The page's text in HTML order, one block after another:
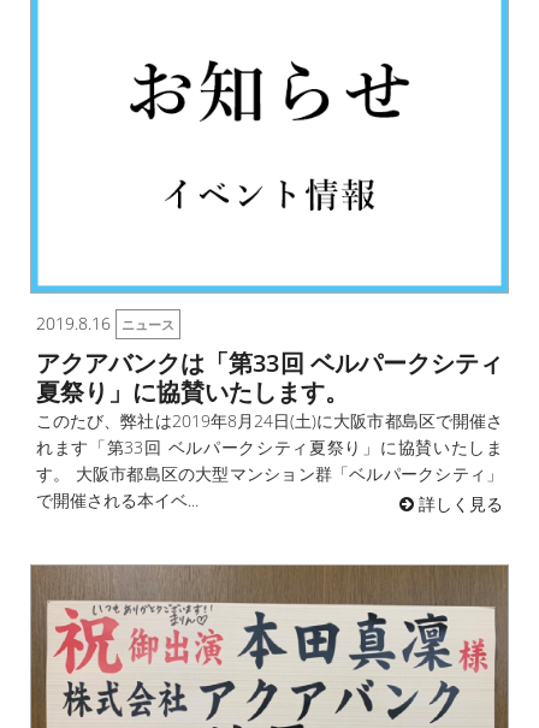
2019.8.16 ニュース
アクアバンクは「第33回 ベルパークシティ
夏祭り」に協賛いたします。
このたび、弊社は2019年8月24日(土)に大阪市都島区で開催さ
れます「第33回 ベルパークシティ夏祭り」に協賛いたしま
す。 大阪市都島区の大型マンション群「ベルパークシティ」
で開催される本イベ...
詳しく見る